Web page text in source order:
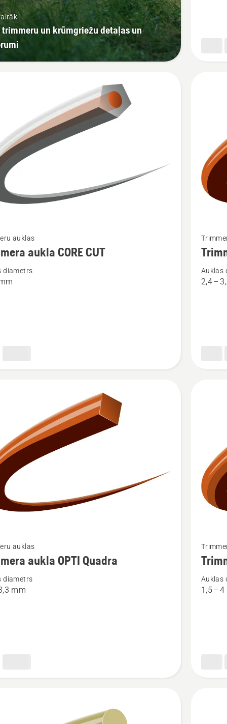
trimmeru un krūmgriežu detaļas un
auklas
aukla CORE CUT
diametrs
vairāk
parAuklas
2,4 –
auklas
aukla OPTI Quadra
diametrs
mm
vairāk
parAuklas
1,5 –